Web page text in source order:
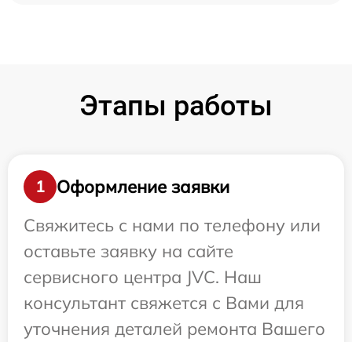
Этапы работы
1
Оформление заявки
Свяжитесь с нами по телефону или
оставьте заявку на сайте
сервисного центра JVC. Наш
консультант свяжется с Вами для
уточнения деталей ремонта Вашего